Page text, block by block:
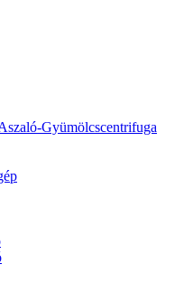
Gyümölcscentrifuga